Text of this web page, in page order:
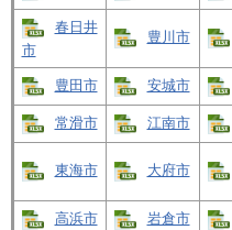
春日井
市
豊川市
豊田市 安城市
常滑市 江南市
東海市 大府市
高浜市 岩倉市